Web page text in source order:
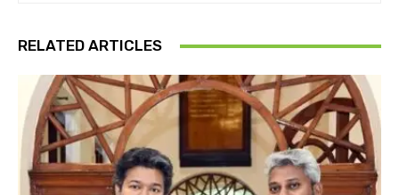
RELATED ARTICLES